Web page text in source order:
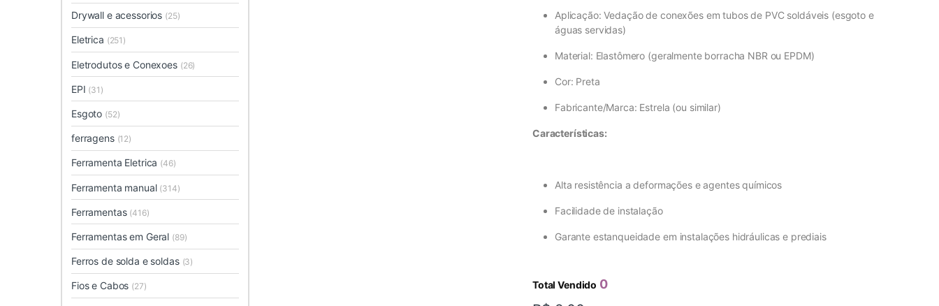
Aplicação: Vedação de conexões em tubos de PVC soldáveis (esgoto e
águas servidas)
Material: Elastômero (geralmente borracha NBR ou EPDM)
Cor: Preta
Fabricante/Marca: Estrela (ou similar)
Características:
Alta resistência a deformações e agentes químicos
Facilidade de instalação
Garante estanqueidade em instalações hidráulicas e prediais
Total Vendido 0
Drywall e acessorios (25)
Eletrica (251)
Eletrodutos e Conexoes (26)
EPI (31)
Esgoto (52)
ferragens (12)
Ferramenta Eletrica (46)
Ferramenta manual (314)
Ferramentas (416)
Ferramentas em Geral (89)
Ferros de solda e soldas (3)
Fios e Cabos (27)